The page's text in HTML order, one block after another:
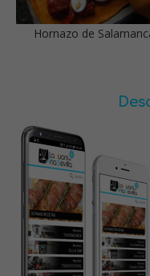
Hornazo de